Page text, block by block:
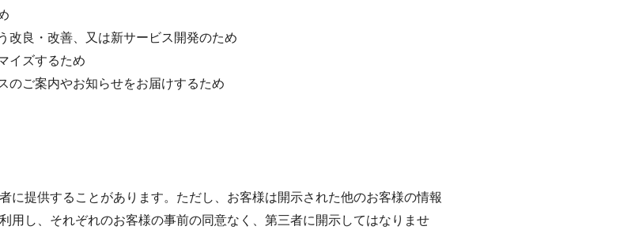
改良・改善、又は新サービス開発のため
イズするため
のご案内やお知らせをお届けするため
に提供することがあります。ただし、お客様は開示された他のお客様の情報
用し、それぞれのお客様の事前の同意なく、第三者に開示してはなりませ